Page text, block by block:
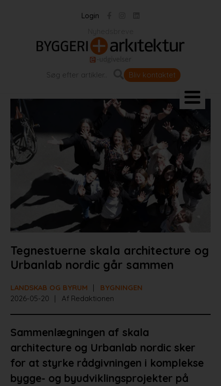
Login
Bliv kontaktet
Landskab og byrum
Bygningen
Projekter
Portrætter
Partnere
Jobportal
Tegnestuerne skala architecture og
Urbanlab nordic går sammen
LANDSKAB OG BYRUM
BYGNINGEN
2026-05-20
Af Redaktionen
Sammenlægningen af skala
architecture og Urbanlab nordic sker
for at styrke rådgivningen i komplekse
bygge- og byudviklingsprojekter på